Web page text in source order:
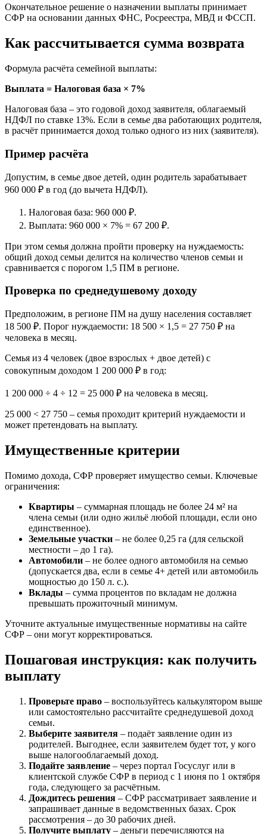
Окончательное решение о назначении выплаты принимает
СФР на основании данных ФНС, Росреестра, МВД и ФССП.
Как рассчитывается сумма возврата
Формула расчёта семейной выплаты:
Выплата = Налоговая база × 7%
Налоговая база – это годовой доход заявителя, облагаемый
НДФЛ по ставке 13%. Если в семье два работающих родителя,
в расчёт принимается доход только одного из них (заявителя).
Пример расчёта
Допустим, в семье двое детей, один родитель зарабатывает
960 000 ₽ в год (до вычета НДФЛ).
Налоговая база: 960 000 ₽.
Выплата: 960 000 × 7% = 67 200 ₽.
При этом семья должна пройти проверку на нуждаемость:
общий доход семьи делится на количество членов семьи и
сравнивается с порогом 1,5 ПМ в регионе.
Проверка по среднедушевому доходу
Предположим, в регионе ПМ на душу населения составляет
18 500 ₽. Порог нуждаемости: 18 500 × 1,5 = 27 750 ₽ на
человека в месяц.
Семья из 4 человек (двое взрослых + двое детей) с
совокупным доходом 1 200 000 ₽ в год:
1 200 000 ÷ 4 ÷ 12 = 25 000 ₽ на человека в месяц.
25 000 < 27 750 – семья проходит критерий нуждаемости и
может претендовать на выплату.
Имущественные критерии
Помимо дохода, СФР проверяет имущество семьи. Ключевые
ограничения:
Квартиры – суммарная площадь не более 24 м² на
члена семьи (или одно жильё любой площади, если оно
единственное).
Земельные участки – не более 0,25 га (для сельской
местности – до 1 га).
Автомобили – не более одного автомобиля на семью
(допускается два, если в семье 4+ детей или автомобиль
мощностью до 150 л. с.).
Вклады – сумма процентов по вкладам не должна
превышать прожиточный минимум.
Уточните актуальные имущественные нормативы на сайте
СФР – они могут корректироваться.
Пошаговая инструкция: как получить
выплату
Проверьте право – воспользуйтесь калькулятором выше
или самостоятельно рассчитайте среднедушевой доход
семьи.
Выберите заявителя – подаёт заявление один из
родителей. Выгоднее, если заявителем будет тот, у кого
выше налогооблагаемый доход.
Подайте заявление – через портал Госуслуг или в
клиентской службе СФР в период с 1 июня по 1 октября
года, следующего за расчётным.
Дождитесь решения – СФР рассматривает заявление и
запрашивает данные в ведомственных базах. Срок
рассмотрения – до 30 рабочих дней.
Получите выплату – деньги перечисляются на